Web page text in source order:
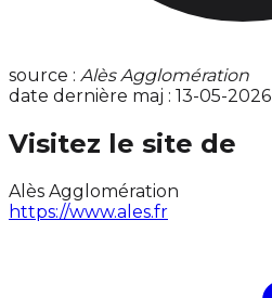
source : Alès Agglomération
date dernière maj : 13-05-2026
Visitez le site de
Alès Agglomération
https://www.ales.fr